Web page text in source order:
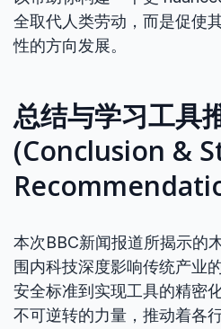
全取代人类劳动，而是促使
性的方向发展。
总结与学习工具
(Conclusion &
本次BBC新闻报道所揭示的
围内科技深度影响传统产业
安全标准到实现工具的精密
不可逆转的力量，推动着各